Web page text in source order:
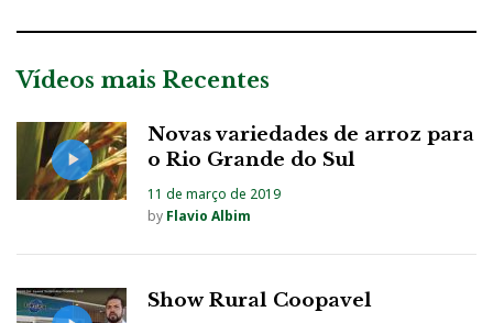
Vídeos mais Recentes
Novas variedades de arroz para
o Rio Grande do Sul
11 de março de 2019
by Flavio Albim
Show Rural Coopavel